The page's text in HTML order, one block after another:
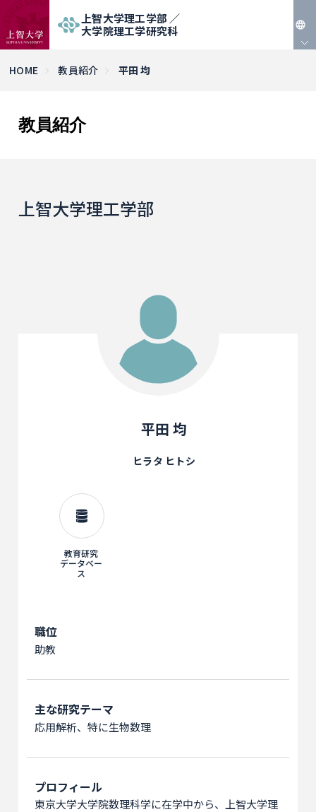
上智大学理工学部 ／
大学院理工学研究科
HOME 教員紹介 平田 均
教員紹介
上智大学理工学部
平田 均
ヒラタ ヒトシ
教育研究
データベー
ス
職位
助教
主な研究テーマ
応用解析、特に生物数理
プロフィール
東京大学大学院数理科学に在学中から、上智大学理